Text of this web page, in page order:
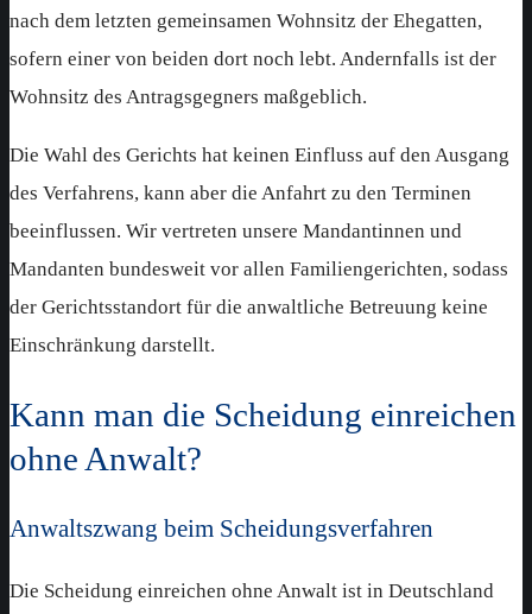
nach dem letzten gemeinsamen Wohnsitz der Ehegatten,
sofern einer von beiden dort noch lebt. Andernfalls ist der
Wohnsitz des Antragsgegners maßgeblich.
Die Wahl des Gerichts hat keinen Einfluss auf den Ausgang
des Verfahrens, kann aber die Anfahrt zu den Terminen
beeinflussen. Wir vertreten unsere Mandantinnen und
Mandanten bundesweit vor allen Familiengerichten, sodass
der Gerichtsstandort für die anwaltliche Betreuung keine
Einschränkung darstellt.
Kann man die Scheidung einreichen
ohne Anwalt?
Anwaltszwang beim Scheidungsverfahren
Die Scheidung einreichen ohne Anwalt ist in Deutschland